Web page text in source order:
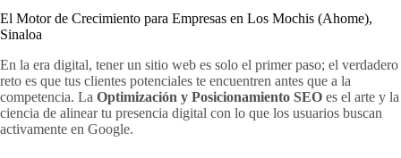
El Motor de Crecimiento para Empresas en Los Mochis (Ahome),
Sinaloa
En la era digital, tener un sitio web es solo el primer paso; el verdadero
reto es que tus clientes potenciales te encuentren antes que a la
competencia. La Optimización y Posicionamiento SEO es el arte y la
ciencia de alinear tu presencia digital con lo que los usuarios buscan
activamente en Google.